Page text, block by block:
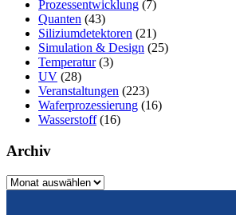
Prozessentwicklung (7)
Quanten (43)
Siliziumdetektoren (21)
Simulation & Design (25)
Temperatur(3)
UV (28)
Veranstaltungen (223)
Waferprozessierung (16)
Wasserstoff(16)
Archiv
Archiv